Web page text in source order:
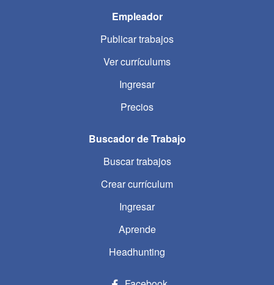
Empleador
Publicar trabajos
Ver currículums
Ingresar
Precios
Buscador de Trabajo
Buscar trabajos
Crear currículum
Ingresar
Aprende
Headhunting